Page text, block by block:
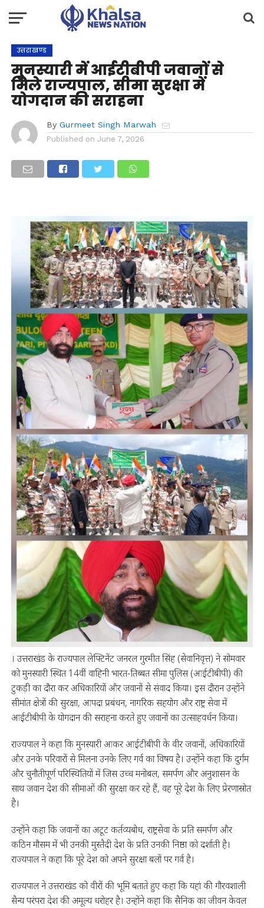
उत्तराखण्ड
मुनस्यारी में आईटीबीपी जवानों से
मिले राज्यपाल, सीमा सुरक्षा में
योगदान की सराहना
By Gurmeet Singh Marwah
Published on June 7, 2026
। उत्तराखंड के राज्यपाल लेफ्टिनेंट जनरल गुरमीत सिंह (सेवानिवृत्त) ने सोमवार
को मुनस्यारी स्थित 14वीं वाहिनी भारत-तिब्बत सीमा पुलिस (आईटीबीपी) की
टुकड़ी का दौरा कर अधिकारियों और जवानों से संवाद किया। इस दौरान उन्होंने
सीमांत क्षेत्रों की सुरक्षा, आपदा प्रबंधन, नागरिक सहयोग और राष्ट्र सेवा में
आईटीबीपी के योगदान की सराहना करते हुए जवानों का उत्साहवर्धन किया।
राज्यपाल ने कहा कि मुनस्यारी आकर आईटीबीपी के वीर जवानों, अधिकारियों
और उनके परिवारों से मिलना उनके लिए गर्व का विषय है। उन्होंने कहा कि दुर्गम
और चुनौतीपूर्ण परिस्थितियों में जिस उच्च मनोबल, समर्पण और अनुशासन के
साथ जवान देश की सीमाओं की सुरक्षा कर रहे हैं, वह पूरे देश के लिए प्रेरणास्रोत
है।
उन्होंने कहा कि जवानों का अटूट कर्तव्यबोध, राष्ट्रसेवा के प्रति समर्पण और
कठिन मौसम में भी उनकी मुस्तैदी देश के प्रति उनकी निष्ठा को दर्शाती है।
राज्यपाल ने कहा कि पूरे देश को अपने सुरक्षा बलों पर गर्व है।
राज्यपाल ने उत्तराखंड को वीरों की भूमि बताते हुए कहा कि यहां की गौरवशाली
सैन्य परंपरा देश की अमूल्य धरोहर है। उन्होंने कहा कि सैनिक का जीवन केवल